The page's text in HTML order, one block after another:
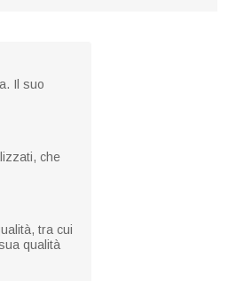
Il suo
che
tra cui
qualità